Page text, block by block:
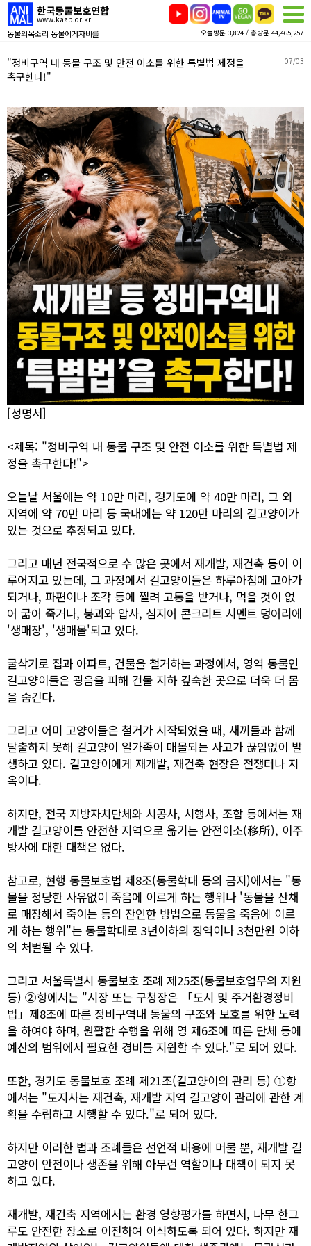
한국동물보호연합
www.kaap.or.kr
동물의목소리 동물에게자비를 오늘방문 3,824 / 총방문 44,465,257
"정비구역 내 동물 구조 및 안전 이소를 위한 특별법 제정을
촉구한다!"
07/03
[성명서]
<제목: "정비구역 내 동물 구조 및 안전 이소를 위한 특별법 제
정을 촉구한다!">
오늘날 서울에는 약 10만 마리, 경기도에 약 40만 마리, 그 외
지역에 약 70만 마리 등 국내에는 약 120만 마리의 길고양이가
있는 것으로 추정되고 있다.
그리고 매년 전국적으로 수 많은 곳에서 재개발, 재건축 등이 이
루어지고 있는데, 그 과정에서 길고양이들은 하루아침에 고아가
되거나, 파편이나 조각 등에 찔려 고통을 받거나, 먹을 것이 없
어 굶어 죽거나, 붕괴와 압사, 심지어 콘크리트 시멘트 덩어리에
'생매장', '생매몰'되고 있다.
굴삭기로 집과 아파트, 건물을 철거하는 과정에서, 영역 동물인
길고양이들은 굉음을 피해 건물 지하 깊숙한 곳으로 더욱 더 몸
을 숨긴다.
그리고 어미 고양이들은 철거가 시작되었을 때, 새끼들과 함께
탈출하지 못해 길고양이 일가족이 매몰되는 사고가 끊임없이 발
생하고 있다. 길고양이에게 재개발, 재건축 현장은 전쟁터나 지
옥이다.
하지만, 전국 지방자치단체와 시공사, 시행사, 조합 등에서는 재
개발 길고양이를 안전한 지역으로 옮기는 안전이소(移所), 이주
방사에 대한 대책은 없다.
참고로, 현행 동물보호법 제8조(동물학대 등의 금지)에서는 "동
물을 정당한 사유없이 죽음에 이르게 하는 행위나 '동물을 산채
로 매장해서 죽이는 등의 잔인한 방법으로 동물을 죽음에 이르
게 하는 행위"는 동물학대로 3년이하의 징역이나 3천만원 이하
의 처벌될 수 있다.
그리고 서울특별시 동물보호 조례 제25조(동물보호업무의 지원
등) ②항에서는 "시장 또는 구청장은 「도시 및 주거환경정비
법」제8조에 따른 정비구역내 동물의 구조와 보호를 위한 노력
을 하여야 하며, 원활한 수행을 위해 영 제6조에 따른 단체 등에
예산의 범위에서 필요한 경비를 지원할 수 있다."로 되어 있다.
또한, 경기도 동물보호 조례 제21조(길고양이의 관리 등) ①항
에서는 "도지사는 재건축, 재개발 지역 길고양이 관리에 관한 계
획을 수립하고 시행할 수 있다."로 되어 있다.
하지만 이러한 법과 조례들은 선언적 내용에 머물 뿐, 재개발 길
고양이 안전이나 생존을 위해 아무런 역할이나 대책이 되지 못
하고 있다.
재개발, 재건축 지역에서는 환경 영향평가를 하면서, 나무 한그
루도 안전한 장소로 이전하여 이식하도록 되어 있다. 하지만 재